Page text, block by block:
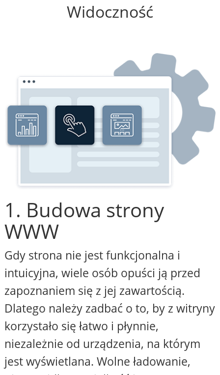
Widoczność
1. Budowa strony
WWW
Gdy strona nie jest funkcjonalna i
intuicyjna, wiele osób opuści ją przed
zapoznaniem się z jej zawartością.
Dlatego należy zadbać o to, by z witryny
korzystało się łatwo i płynnie,
niezależnie od urządzenia, na którym
jest wyświetlana. Wolne ładowanie,